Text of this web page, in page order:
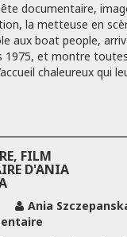
documentaire,
la metteuse en
aux boat people,
1975, et montre
chaleureux qui
FILM
D'ANIA
Ania